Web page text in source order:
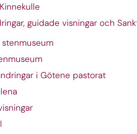
guidade visningar och
stenmuseum
i Götene pastorat